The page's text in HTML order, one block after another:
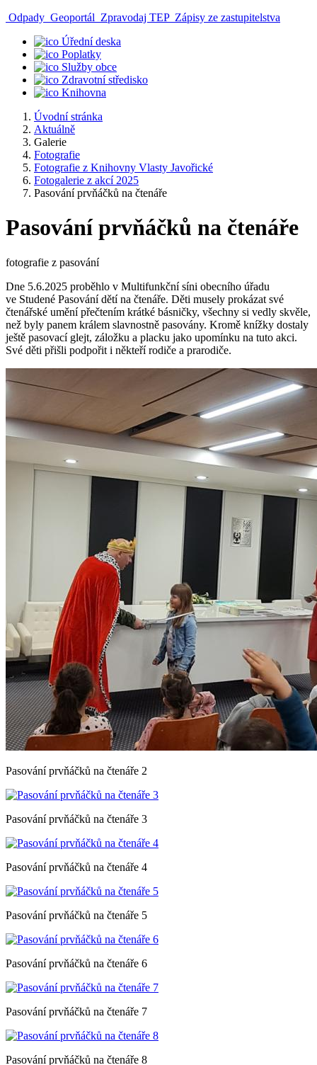
Odpady Geoportál Zpravodaj TEP Zápisy ze zastupitelstva
Úřední deska
Poplatky
Služby obce
Zdravotní středisko
Knihovna
Úvodní stránka
Aktuálně
Galerie
Fotografie
Fotografie z Knihovny Vlasty Javořické
Fotogalerie z akcí 2025
Pasování prvňáčků na čtenáře
Pasování prvňáčků na čtenáře
fotografie z pasování
Dne 5.6.2025 proběhlo v Multifunkční síni obecního úřadu
ve Studené Pasování dětí na čtenáře. Děti musely prokázat své
čtenářské umění přečtením krátké básničky, všechny si vedly skvěle,
než byly panem králem slavnostně pasovány. Kromě knížky dostaly
ještě pasovací glejt, záložku a placku jako upomínku na tuto akci.
Své děti přišli podpořit i někteří rodiče a prarodiče.
Pasování prvňáčků na čtenáře 2
Pasování prvňáčků na čtenáře 3
Pasování prvňáčků na čtenáře 4
Pasování prvňáčků na čtenáře 5
Pasování prvňáčků na čtenáře 6
Pasování prvňáčků na čtenáře 7
Pasování prvňáčků na čtenáře 8